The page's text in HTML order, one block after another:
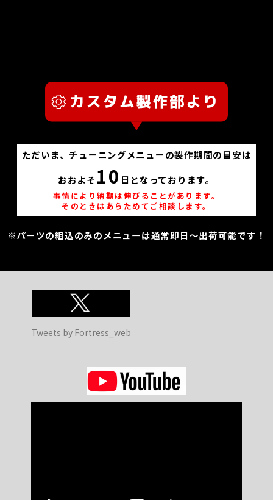
ただいま、チューニングメニューの製作期間の目安は
おおよそ 10 日となっております。
事情により納期は伸びることがあります。
そのときはあらためてご相談します。
※パーツの組込のみのメニューは通常即日～出荷可能です！
Tweets by Fortress_web